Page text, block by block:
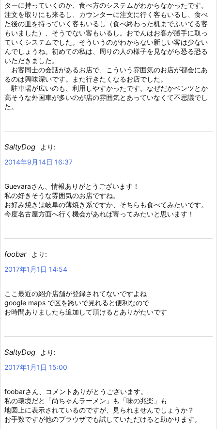
ターに持っていくのか、食べ方のシステムがわからなかったです。
注文を取りにも来るし、カウンターに注文に行く客もいるし、食べ
た後の皿を持っていく客もいるし（食べ終わった机までふいてる客
もいました）、そうでない客もいるし。おでんはお客が勝手に取っ
ていくシステムでした。そういうのがわからない新しい客は少ない
んでしょうね。初めての私は、周りの人の様子を見ながら恐る恐る
いただきました。
お客同士の会話があるお店で、こういう雰囲気のお店が都会にあ
るのは興味深いです。また行きたくなるお店でした。
駐車場が広いのも、利用しやすかったです。なぜだかベンツとか
高そうな外国車が多いのが店の雰囲気とあっていなくて不思議でし
た。
SaltyDog
より:
2014年9月14日 16:37
Guevaraさん、情報ありがとうございます！
私の好きそうな雰囲気のお店ですね。
お好み焼きは岐阜の薄焼き系ですか、そちらも食べてみたいです。
今度名古屋方面へ行く機会があれば寄ってみたいと思います！
foobar
より:
2017年1月1日 14:54
ここ最近の紹介店舗が登録されてないですよね
google maps で区を跨いで見れると便利なので
お時間ありましたら追加して頂けるとありがたいです
SaltyDog
より:
2017年1月1日 15:00
foobarさん、コメントありがとうございます。
私の環境だと「尚ちゃんラーメン」も「味の兆楽」も
地図上に表示されているのですが、見られませんでしょうか？
お手数ですが他のブラウザでも試していただけると助かります。